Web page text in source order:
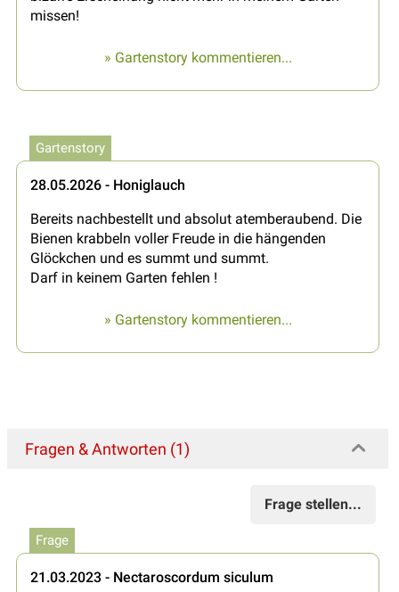
missen!
» Gartenstory kommentieren...
Gartenstory
28.05.2026 - Honiglauch
Bereits nachbestellt und absolut atemberaubend. Die
Bienen krabbeln voller Freude in die hängenden
Glöckchen und es summt und summt.
Darf in keinem Garten fehlen !
» Gartenstory kommentieren...
Fragen & Antworten (1)
Frage stellen...
Frage
21.03.2023 - Nectaroscordum siculum